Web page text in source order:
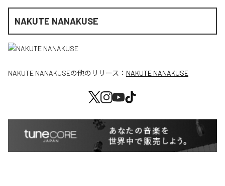
NAKUTE NANAKUSE
NAKUTE NANAKUSEの他のリリース： NAKUTE NANAKUSE